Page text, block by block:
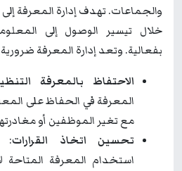
والجماعات. تهدف إدارة المعرفة إلى
خلال تيسير الوصول إلى
بفعالية. وتعد إدارة المعرفة ضرورية
الاحتفاظ بالمعرفة
المعرفة في الحفاظ على
مع تغير الموظفين أو
تحسين اتخاذ القرارات:
استخدام المعرفة المتاحة